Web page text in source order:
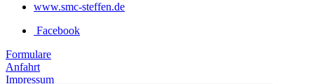
www.smc-steffen.de
Facebook
Formulare
Anfahrt
Impressum